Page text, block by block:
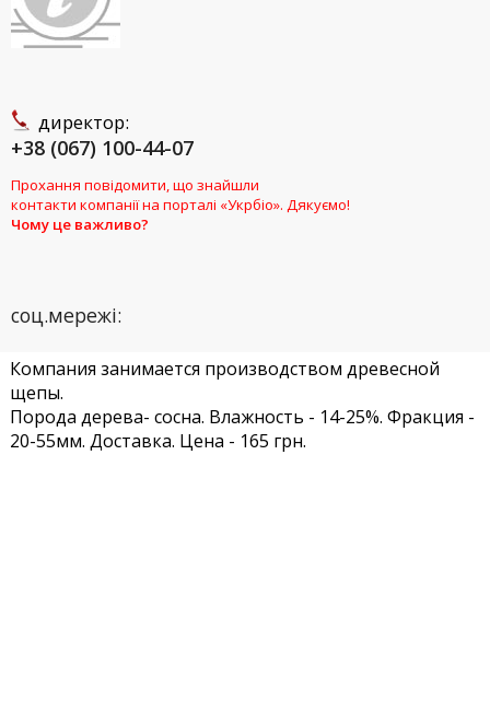
директор:
+38 (067) 100-44-07
Прохання повідомити, що знайшли
контакти компанії на порталі «Укрбіо». Дякуємо!
Чому це важливо?
соц.мережі:
Компания занимается производством древесной
щепы.
Порода дерева- сосна. Влажность - 14-25%. Фракция -
20-55мм. Доставка. Цена - 165 грн.